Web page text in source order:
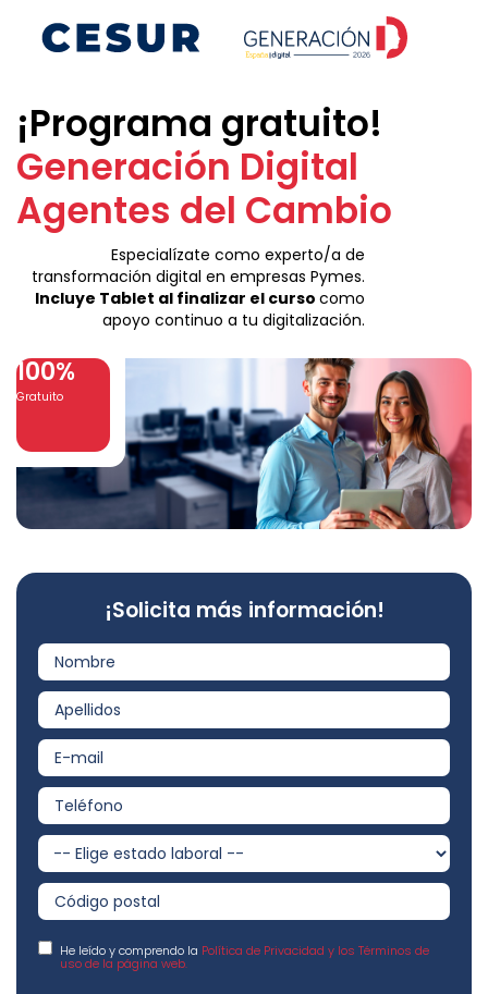
¡Programa gratuito!
Generación Digital
Agentes del Cambio
Especialízate como experto/a de
transformación digital en empresas Pymes.
Incluye Tablet al finalizar el curso como
apoyo continuo a tu digitalización.
100%
Gratuito
¡Solicita más información!
He leído y comprendo la Política de Privacidad y los Términos de
uso de la página web.